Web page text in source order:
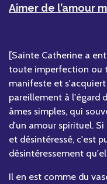
Aimer de l’amour
[Sainte Catherine a
toute imperfection ou
manifeste et
pareillement à l'égard
âmes simples, qui
d'un amour spirituel.
et désintéressé, c'est
désintéressement
Il en est comme du